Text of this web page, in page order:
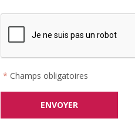
* Champs obligatoires